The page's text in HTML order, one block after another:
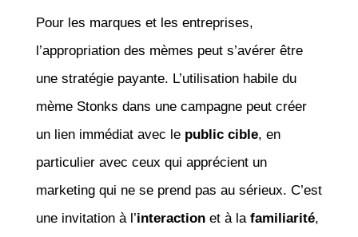
Pour les marques et les entreprises,
l’appropriation des mèmes peut s’avérer être
une stratégie payante. L’utilisation habile du
mème Stonks dans une campagne peut créer
un lien immédiat avec le public cible, en
particulier avec ceux qui apprécient un
marketing qui ne se prend pas au sérieux. C’est
une invitation à l’interactionet à la familiarité,